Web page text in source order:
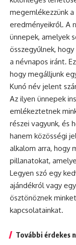
megemlékezzünk
eredményeikről. A
ünnepek, amelyek
összegyűlnek,
a névnapos iránt.
hogy megálljunk
Kunó név jelent
Az ilyen ünnepek
emlékeztetnek
részei vagyunk, és
hanem közösségi
alkalom arra, hogy
pillanatokat,
Legyen szó egy
ajándékról vagy
ösztönöznek
kapcsolatainkat.
További érdekes